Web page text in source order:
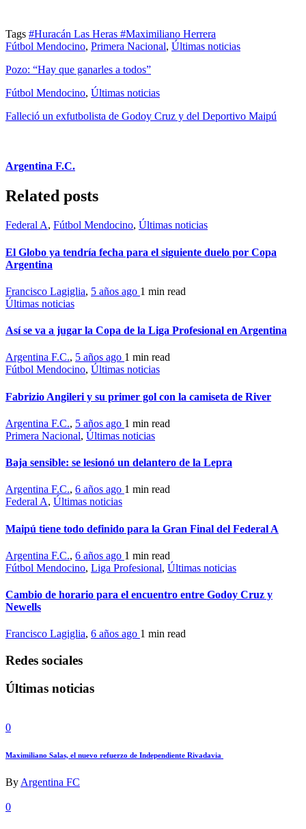
Tags #Huracán Las Heras #Maximiliano Herrera
Fútbol Mendocino, Primera Nacional, Últimas noticias
Pozo: “Hay que ganarles a todos”
Fútbol Mendocino, Últimas noticias
Falleció un exfutbolista de Godoy Cruz y del Deportivo Maipú
Argentina F.C.
Related posts
Federal A, Fútbol Mendocino, Últimas noticias
El Globo ya tendría fecha para el siguiente duelo por Copa
Argentina
Francisco Lagiglia, 5 años ago 1 min read
Últimas noticias
Así se va a jugar la Copa de la Liga Profesional en Argentina
Argentina F.C., 5 años ago 1 min read
Fútbol Mendocino, Últimas noticias
Fabrizio Angileri y su primer gol con la camiseta de River
Argentina F.C., 5 años ago 1 min read
Primera Nacional, Últimas noticias
Baja sensible: se lesionó un delantero de la Lepra
Argentina F.C., 6 años ago 1 min read
Federal A, Últimas noticias
Maipú tiene todo definido para la Gran Final del Federal A
Argentina F.C., 6 años ago 1 min read
Fútbol Mendocino, Liga Profesional, Últimas noticias
Cambio de horario para el encuentro entre Godoy Cruz y
Newells
Francisco Lagiglia, 6 años ago 1 min read
Redes sociales
Últimas noticias
0
Maximiliano Salas, el nuevo refuerzo de Independiente Rivadavia
By Argentina FC
0